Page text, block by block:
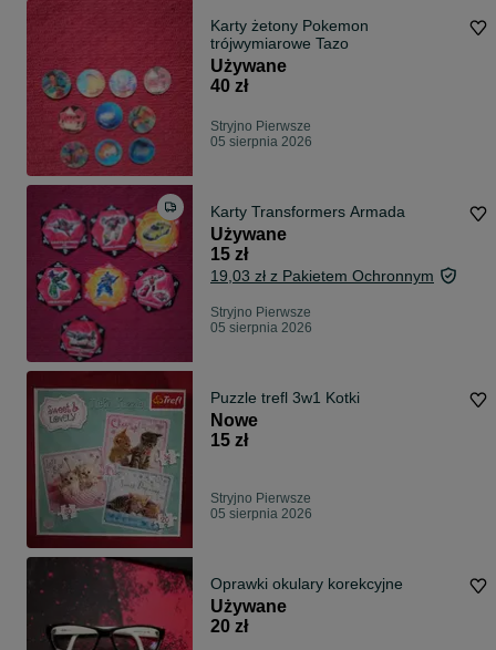
Karty żetony Pokemon
trójwymiarowe Tazo
Używane
40 zł
Stryjno Pierwsze
05 sierpnia 2026
Karty Transformers Armada
Używane
15 zł
19,03 zł z Pakietem Ochronnym
Stryjno Pierwsze
05 sierpnia 2026
Puzzle trefl 3w1 Kotki
Nowe
15 zł
Stryjno Pierwsze
05 sierpnia 2026
Oprawki okulary korekcyjne
Używane
20 zł